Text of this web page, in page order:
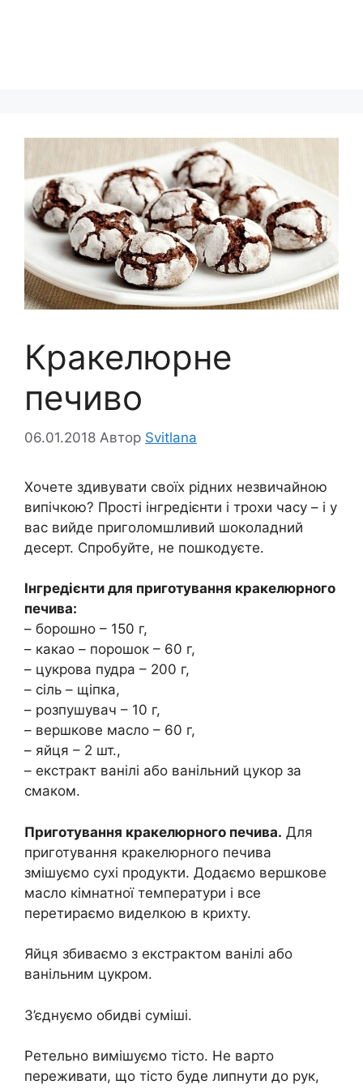
Кракелюрне
печиво
06.01.2018 Автор Svitlana
Хочете здивувати своїх рідних незвичайною
випічкою? Прості інгредієнти і трохи часу – і у
вас вийде приголомшливий шоколадний
десерт. Спробуйте, не пошкодуєте.
Інгредієнти для приготування кракелюрного
печива:
– борошно – 150 г,
– какао – порошок – 60 г,
– цукрова пудра – 200 г,
– сіль – щіпка,
– розпушувач – 10 г,
– вершкове масло – 60 г,
– яйця – 2 шт.,
– екстракт ванілі або ванільний цукор за
смаком.
Приготування кракелюрного печива. Для
приготування кракелюрного печива
змішуємо сухі продукти. Додаємо вершкове
масло кімнатної температури і все
перетираємо виделкою в крихту.
Яйця збиваємо з екстрактом ванілі або
ванільним цукром.
З’єднуємо обидві суміші.
Ретельно вимішуємо тісто. Не варто
переживати, що тісто буде липнути до рук,